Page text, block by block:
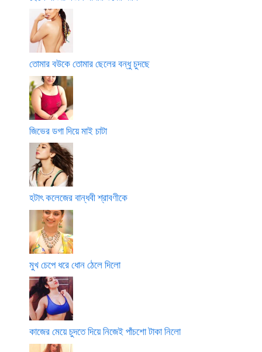
তোমার বউকে তোমার ছেলের বন্ধু চুদছে
জিভের ডগা দিয়ে মাই চাটা
হটাৎ কলেজের বান্ধবী শ্রাবণীকে
মুখ চেপে ধরে ধোন ঠেলে দিলো
কাজের মেয়ে চুদতে দিয়ে নিজেই পাঁচশো টাকা নিলো